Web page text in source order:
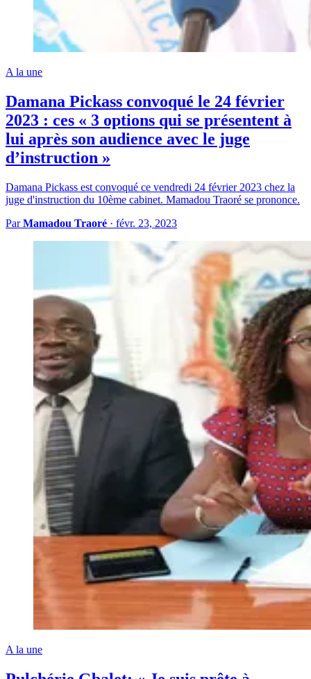
A la une
Damana Pickass convoqué le 24 février
2023 : ces « 3 options qui se présentent à
lui après son audience avec le juge
d’instruction »
Damana Pickass est convoqué ce vendredi 24 février 2023 chez la
juge d'instruction du 10ème cabinet. Mamadou Traoré se prononce.
ParMamadou Traoré · févr. 23, 2023
A la une